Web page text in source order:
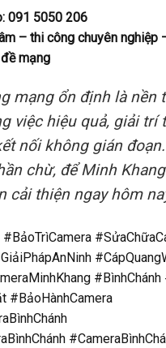
091 5050 206
– thi công chuyên nghiệp
mạng
mạng ổn định là nền
việc hiệu quả, giải trí
nối không gián đoạn.
chừ, để Minh Khang
cải thiện ngay hôm
#BìnhChánh
#BảoHànhCamera